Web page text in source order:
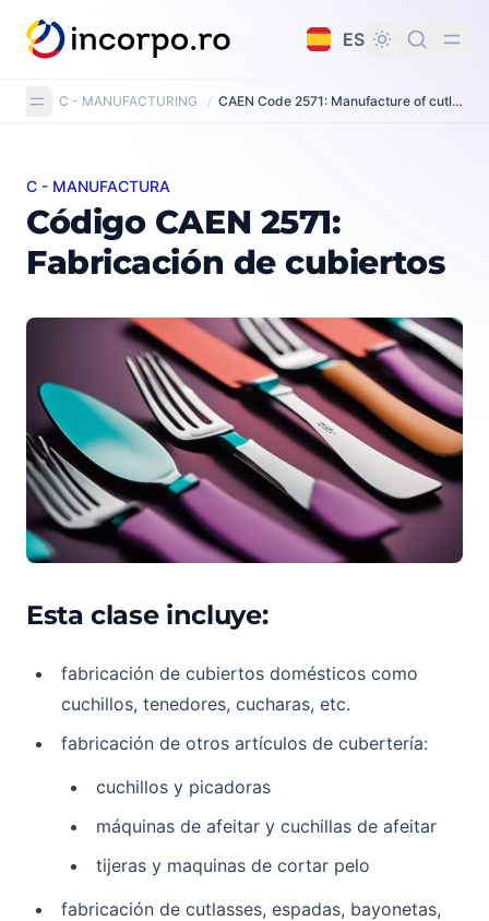
principal
ES
C - MANUFACTURING / CAEN Code 2571: Manufacture of cutlery
Código CAEN 2571: Fabricación de cubiertos
C - MANUFACTURA
Código CAEN 2571:
Fabricación de cubiertos
Esta clase incluye:
fabricación de cubiertos domésticos como
cuchillos, tenedores, cucharas, etc.
fabricación de otros artículos de cubertería:
cuchillos y picadoras
máquinas de afeitar y cuchillas de afeitar
tijeras y maquinas de cortar pelo
fabricación de cutlasses, espadas, bayonetas,